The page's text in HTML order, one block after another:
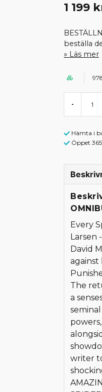
1 199
beställa
Läs mer
-
Hämta i
Öppet
Every
Larsen
David
against
The
a
writer